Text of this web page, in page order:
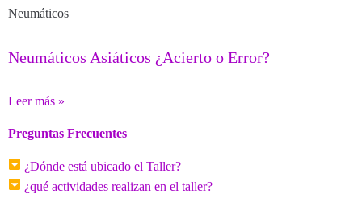
Neumáticos
Neumáticos Asiáticos ¿Acierto o Error?
Leer más »
Preguntas Frecuentes
¿Dónde está ubicado el Taller?
¿qué actividades realizan en el taller?